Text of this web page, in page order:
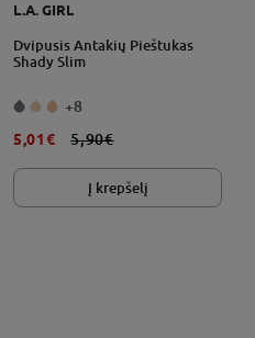
L.A. GIRL
Dvipusis Antakių Pieštukas
Shady Slim
+8
5,01€
5,90€
Į krepšelį